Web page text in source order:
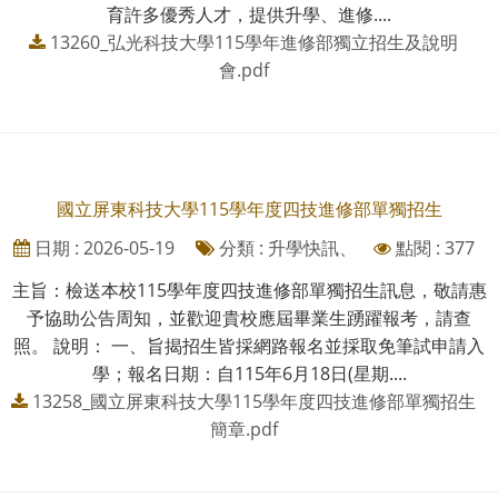
育許多優秀人才，提供升學、進修....
13260_弘光科技大學115學年進修部獨立招生及說明
會.pdf
國立屏東科技大學115學年度四技進修部單獨招生
日期 : 2026-05-19
分類 : 升學快訊、
點閱 : 377
主旨：檢送本校115學年度四技進修部單獨招生訊息，敬請惠
予協助公告周知，並歡迎貴校應屆畢業生踴躍報考，請查
照。 說明： 一、旨揭招生皆採網路報名並採取免筆試申請入
學；報名日期：自115年6月18日(星期....
13258_國立屏東科技大學115學年度四技進修部單獨招生
簡章.pdf